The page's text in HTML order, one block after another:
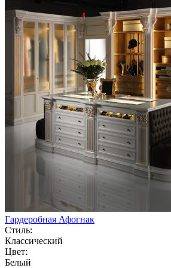
Гардеробная Афогнак
Стиль:
Классический
Цвет:
Белый